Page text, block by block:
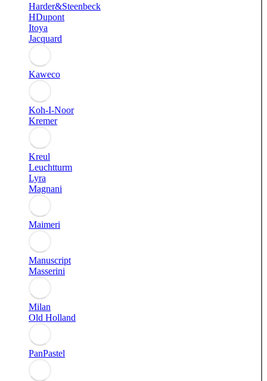
Harder&Steenbeck
HDupont
Itoya
Jacquard
Kaweco
Koh-I-Noor
Kremer
Kreul
Leuchtturm
Lyra
Magnani
Maimeri
Manuscript
Masserini
Milan
Old Holland
PanPastel